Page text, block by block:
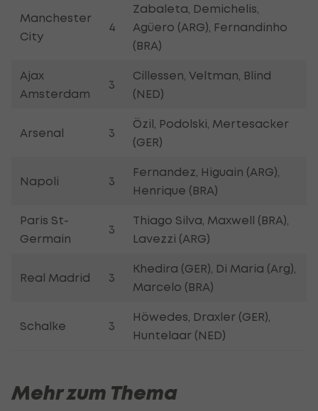
Manchester
City
4
Zabaleta, Demichelis,
Agüero (ARG), Fernandinho
(BRA)
Ajax
Amsterdam
3
Cillessen, Veltman, Blind
(NED)
Arsenal 3
Özil, Podolski, Mertesacker
(GER)
Napoli 3
Fernandez, Higuain (ARG),
Henrique (BRA)
Paris St-
Germain
3
Thiago Silva, Maxwell (BRA),
Lavezzi (ARG)
Real Madrid 3
Khedira (GER), Di Maria (Arg),
Marcelo (BRA)
Schalke 3
Höwedes, Draxler (GER),
Huntelaar (NED)
Mehr zum Thema